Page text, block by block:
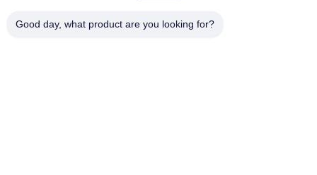
Good day, what product are you looking for?